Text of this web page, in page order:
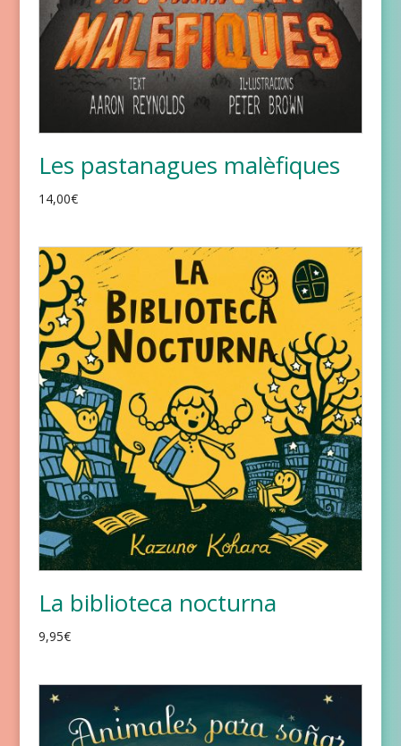
Les pastanagues malèfiques
14,00€
La biblioteca nocturna
9,95€